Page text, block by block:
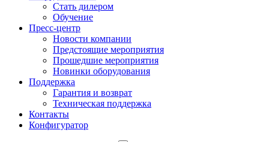
Стать дилером
Обучение
Пресс-центр
Новости компании
Предстоящие мероприятия
Прошедшие мероприятия
Новинки оборудования
Поддержка
Гарантия и возврат
Техническая поддержка
Контакты
Конфигуратор